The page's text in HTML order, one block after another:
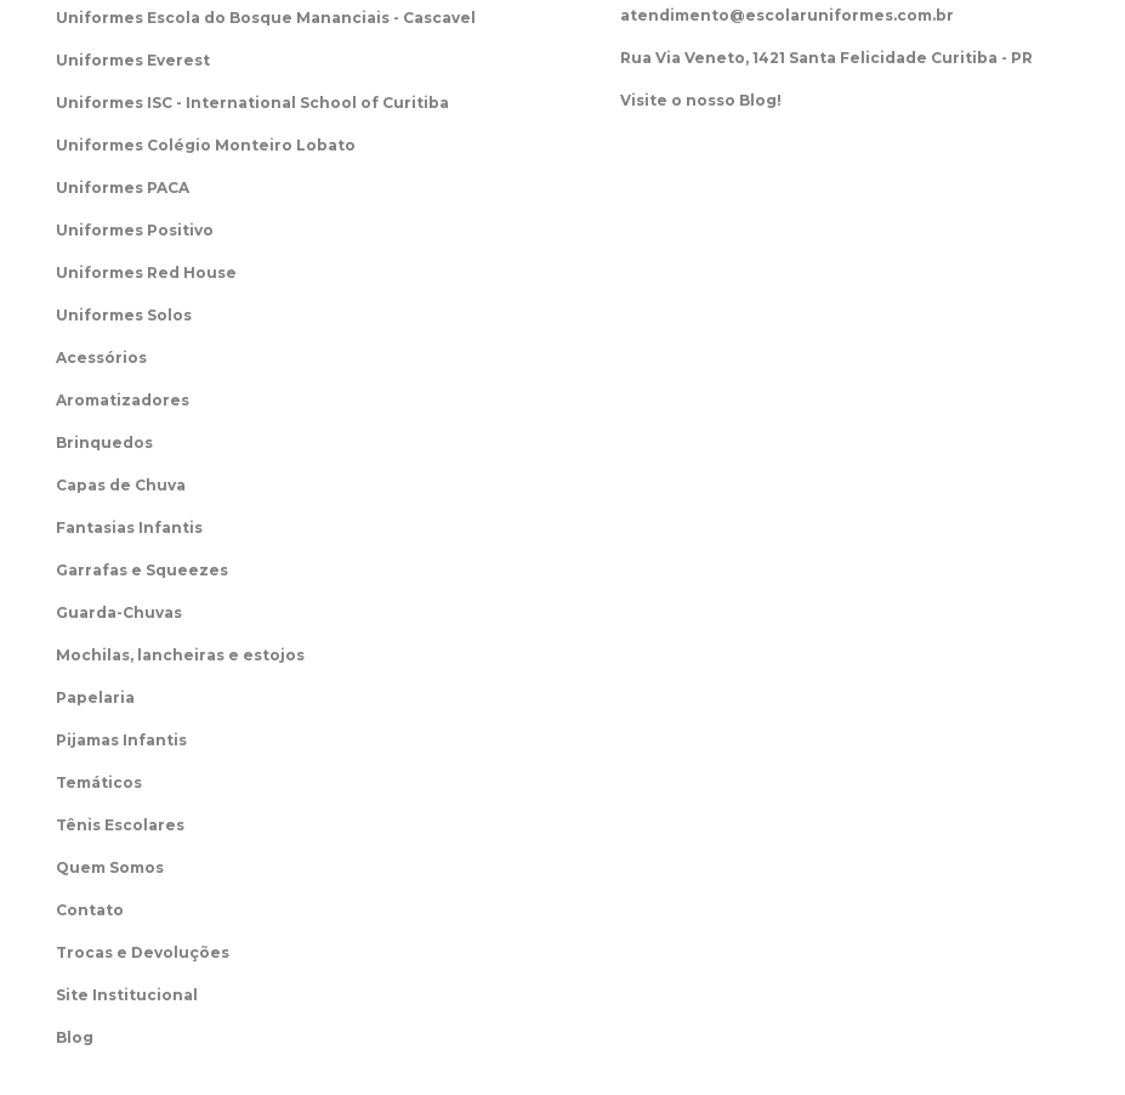
Uniformes Escola do Bosque Mananciais - Cascavel
Uniformes Everest
Uniformes ISC - International School of Curitiba
Uniformes Colégio Monteiro Lobato
Uniformes PACA
Uniformes Positivo
Uniformes Red House
Uniformes Solos
Acessórios
Aromatizadores
Brinquedos
Capas de Chuva
Fantasias Infantis
Garrafas e Squeezes
Guarda-Chuvas
Mochilas, lancheiras e estojos
Papelaria
Pijamas Infantis
Temáticos
Tênis Escolares
Quem Somos
Contato
Trocas e Devoluções
Site Institucional
Blog
atendimento@escolaruniformes.com.br
Rua Via Veneto, 1421 Santa Felicidade Curitiba - PR
Visite o nosso Blog!